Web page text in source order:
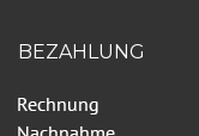
BEZAHLUNG